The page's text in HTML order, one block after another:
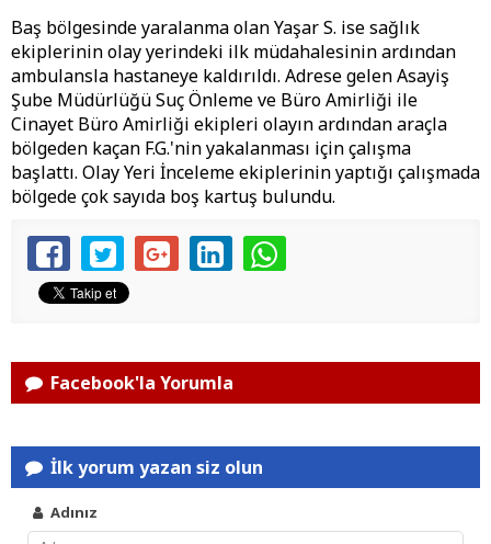
Baş bölgesinde yaralanma olan Yaşar S. ise sağlık
ekiplerinin olay yerindeki ilk müdahalesinin ardından
ambulansla hastaneye kaldırıldı. Adrese gelen Asayiş
Şube Müdürlüğü Suç Önleme ve Büro Amirliği ile
Cinayet Büro Amirliği ekipleri olayın ardından araçla
bölgeden kaçan F.G.'nin yakalanması için çalışma
başlattı. Olay Yeri İnceleme ekiplerinin yaptığı çalışmada
bölgede çok sayıda boş kartuş bulundu.
Facebook'la Yorumla
İlk yorum yazan siz olun
Adınız